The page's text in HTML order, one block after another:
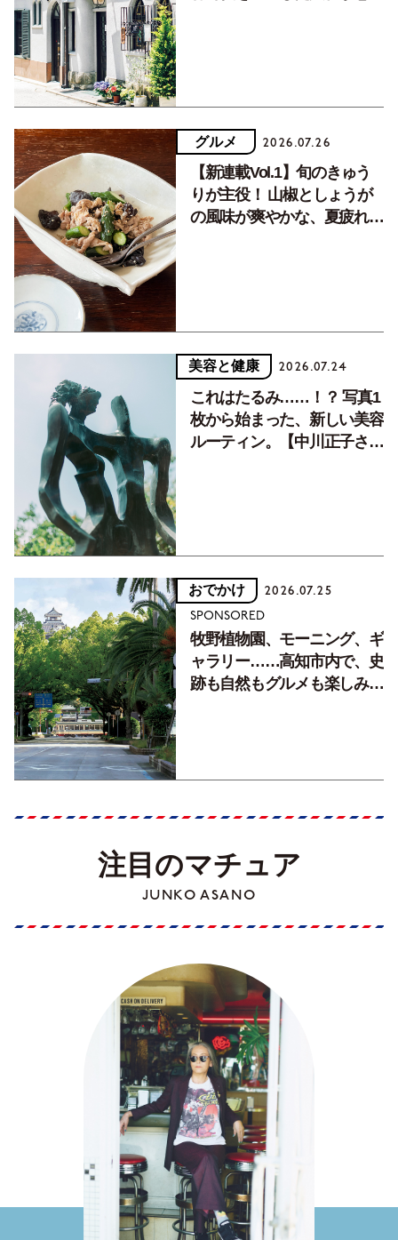
グルメ 2026.07.26
【新連載Vol.1】旬のきゅう
りが主役！ 山椒としょうが
の風味が爽やかな、夏疲れを
美容と健康 2026.07.24
これはたるみ……！？ 写真1
枚から始まった、新しい美容
ルーティン。【中川正子さん
おでかけ 2026.07.25
SPONSORED
牧野植物園、モーニング、ギ
ャラリー……高知市内で、史
跡も自然もグルメも楽しみ尽
注目のマチュア
JUNKO ASANO